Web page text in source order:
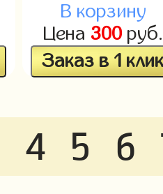
В корзину
Цена 300руб.
Заказ в 1
4 5 6